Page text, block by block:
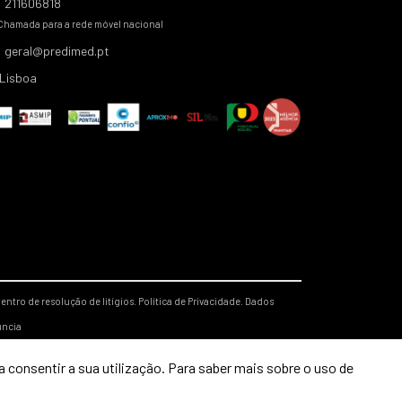
211606818
para a rede móvel nacional
geral@predimed.pt
Lisboa
de resolução de litígios. Política de Privacidade. Dados
a sua utilização. Para saber mais sobre o uso de